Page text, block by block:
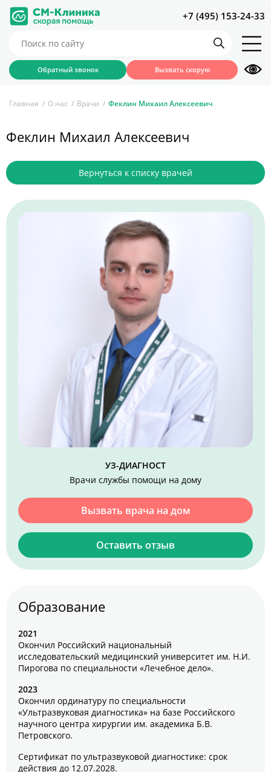
+7 (495) 153-24-33
Обратный звонок Вызвать скорую
Главная О нас Врачи Феклин Михаил Алексеевич
Феклин Михаил Алексеевич
Вернуться к списку врачей
УЗ-ДИАГНОСТ
Врачи службы помощи на дому
Вызвать врача на дом
Оставить отзыв
Образование
2021
Окончил Российский национальный
исследовательский медицинский университет им. Н.И.
Пирогова по специальности «Лечебное дело».
2023
Окончил ординатуру по специальности
«Ультразвуковая диагностика» на базе Российского
научного центра хирургии им. академика Б.В.
Петровского.
Сертификат по ультразвуковой диагностике: срок
действия до 12.07.2028.